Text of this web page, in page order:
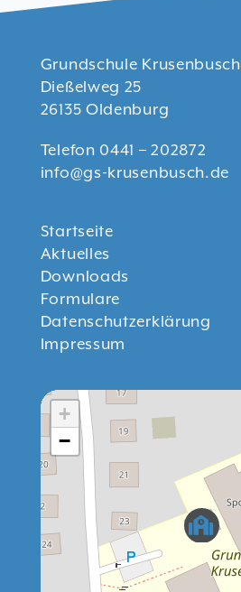
Grundschule Krusenbusch
Dießelweg 25
26135 Oldenburg
Telefon 0441 – 202872
info@gs-krusenbusch.de
Startseite
Aktuelles
Downloads
Formulare
Datenschutzerklärung
Impressum
+
−